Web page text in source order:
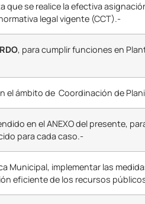
que se realice la efectiva
legal vigente (CCT).-
, para cumplir funciones en
el ámbito de Coordinación de
en el ANEXO del presente,
para cada caso.-
Municipal, implementar las
eficiente de los recursos